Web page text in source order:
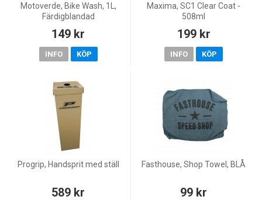
Motoverde, Bike Wash, 1L,
Färdigblandad
149 kr
INFO KÖP
Maxima, SC1 Clear Coat -
508ml
199 kr
INFO KÖP
Progrip, Handsprit med ställ
589 kr
Fasthouse, Shop Towel, BLÅ
99 kr